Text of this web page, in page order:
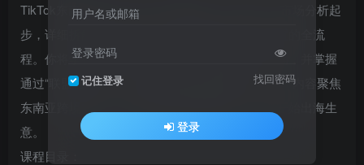
TikTok东南亚跨境从0-1认知实操课，平台认知、市场分析起
步，详细拆解了从店铺注册、费用缴纳到后台设置的全流
程。你将学到如何高效上架商品、设置定价与促销，并掌握
通过“联盟营销”与“达人邀约”获取流量的核心方法。内容聚焦
东南亚跨境实操，优化运营教你搭建店铺，快速开始出海生
意。
课程目录：
用户名或邮箱
登录密码
记住登录 找回密码
登录